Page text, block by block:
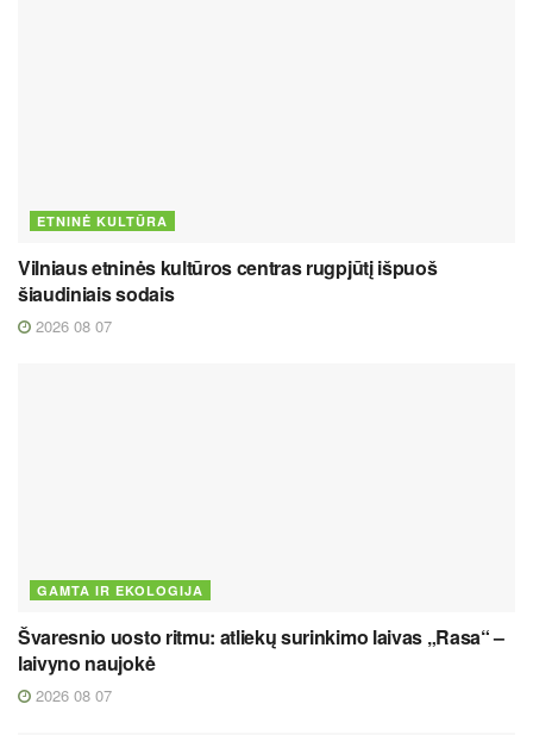
ETNINĖ KULTŪRA
Vilniaus etninės kultūros centras rugpjūtį išpuoš
šiaudiniais sodais
2026 08 07
GAMTA IR EKOLOGIJA
Švaresnio uosto ritmu: atliekų surinkimo laivas „Rasa“ –
laivyno naujokė
2026 08 07